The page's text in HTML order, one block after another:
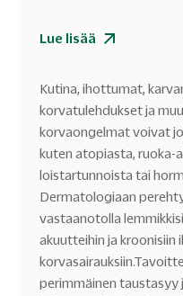
Lue lisää
Kutina, ihottumat,
korvatulehdukset ja
korvaongelmat voivat
kuten atopiasta, ruoka-
loistartunnoista tai
Dermatologiaan
vastaanotolla
akuutteihin ja kroonisiin
perimmäinen taustasyy